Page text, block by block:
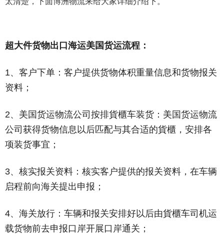
超大件货物出口海运美国货运流程：
1、客户下单：客户提供货物体积重量信息和货物报关
资料；
2、美国货运物流公司按排貨櫃车装货：美国货运物流
公司获得货物信息以后匹配与其合适的貨櫃，安排各
项装货事宜；
3、核实报关资料：核实客户提供的报关资料，在车辆
启程前向海关提出申报；
4、海关放行：车辆和报关安排好以后由貨櫃车司机运
载货物前去申报口岸开展口岸通关；